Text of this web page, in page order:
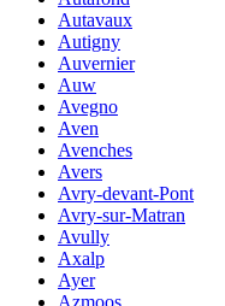
Autavaux
Autigny
Auvernier
Auw
Avegno
Aven
Avenches
Avers
Avry-devant-Pont
Avry-sur-Matran
Avully
Axalp
Ayer
Azmoos